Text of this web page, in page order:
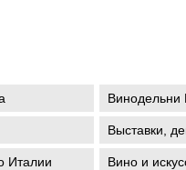
Винодельни
Выставки,
Италии Вино и